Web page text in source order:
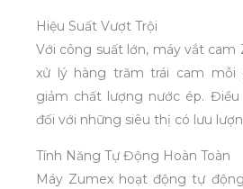
Hiệu Suất Vượt Trội
Với công suất lớn, máy vắt cam
xử lý hàng trăm trái cam mỗi
giảm chất lượng nước ép.
đối với những siêu thị có lưu
Tính Năng Tự Động Hoàn Toàn
Máy Zumex hoạt động tự